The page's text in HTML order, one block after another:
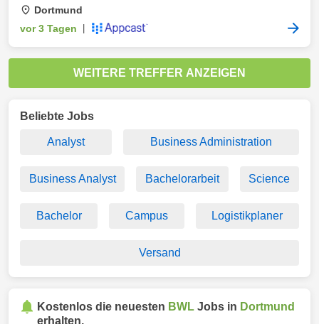
Dortmund
vor 3 Tagen
WEITERE TREFFER ANZEIGEN
Beliebte Jobs
Analyst Business Administration
Business Analyst Bachelorarbeit Science
Bachelor Campus Logistikplaner
Versand
Kostenlos die neuesten BWL Jobs in Dortmund
erhalten.